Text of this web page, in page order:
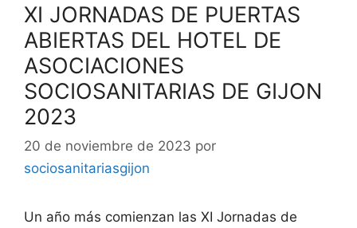
XI JORNADAS DE PUERTAS
ABIERTAS DEL HOTEL DE
ASOCIACIONES
SOCIOSANITARIAS DE GIJON
2023
20 de noviembre de 2023 por
sociosanitariasgijon
Un año más comienzan las XI Jornadas de